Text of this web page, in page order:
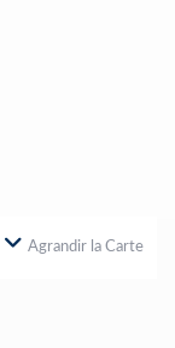
Agrandir la Carte